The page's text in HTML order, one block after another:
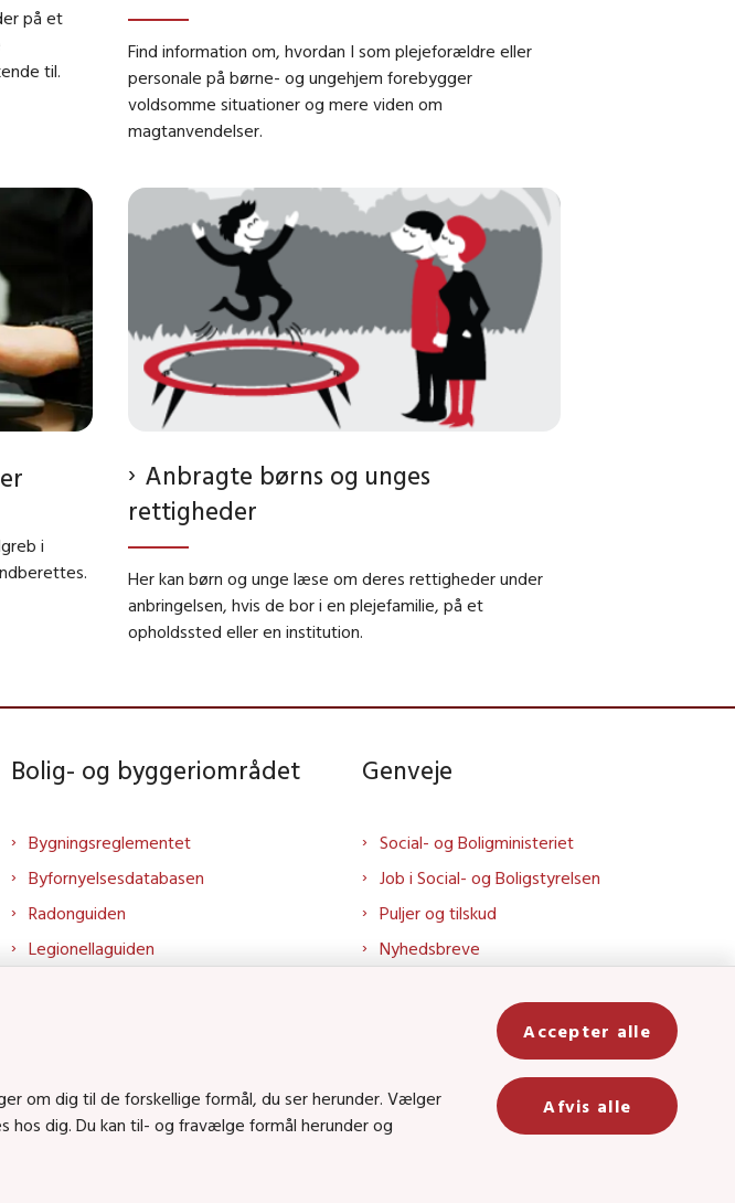
på et
til.
Find information om, hvordan I som plejeforældre eller
personale på børne- og ungehjem forebygger
voldsomme situationer og mere viden om
magtanvendelser.
i
Anbragte børns og unges
rettigheder
Her kan børn og unge læse om deres rettigheder under
anbringelsen, hvis de bor i en plejefamilie, på et
opholdssted eller en institution.
Bolig- og byggeriområdet
Bygningsreglementet
Byfornyelsesdatabasen
Radonguiden
Legionellaguiden
Bolig og byggeri på LinkedIn
Bolig og byggeri på YouTube
Genveje
Social- og Boligministeriet
Job i Social- og Boligstyrelsen
Puljer og tilskud
Nyhedsbreve
Social- og Boligstyrelsens nyheder
som RSS feed
om dig til de forskellige formål, du ser herunder. Vælger
dig. Du kan til- og fravælge formål herunder og
Accepter alle
Afvis alle